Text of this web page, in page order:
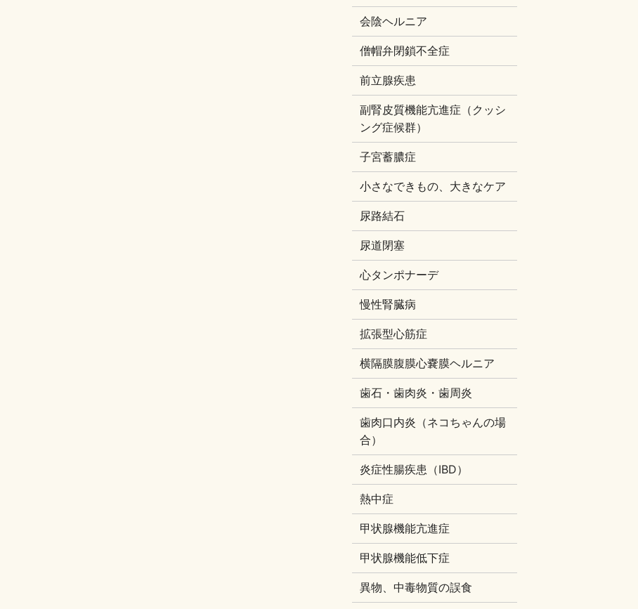
会陰ヘルニア
僧帽弁閉鎖不全症
前立腺疾患
副腎皮質機能亢進症（クッシ
ング症候群）
子宮蓄膿症
小さなできもの、大きなケア
尿路結石
尿道閉塞
心タンポナーデ
慢性腎臓病
拡張型心筋症
横隔膜腹膜心嚢膜ヘルニア
歯石・歯肉炎・歯周炎
歯肉口内炎（ネコちゃんの場
合）
炎症性腸疾患（IBD）
熱中症
甲状腺機能亢進症
甲状腺機能低下症
異物、中毒物質の誤食